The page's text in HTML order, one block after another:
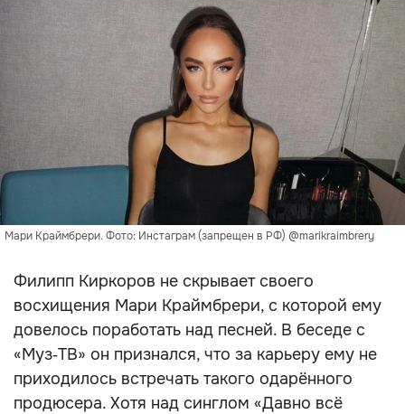
Мари Краймбрери. Фото: Инстаграм (запрещен в РФ) @marikraimbrery
Филипп Киркоров не скрывает своего
восхищения Мари Краймбрери, с которой ему
довелось поработать над песней. В беседе с
«Муз‑ТВ» он признался, что за карьеру ему не
приходилось встречать такого одарённого
продюсера. Хотя над синглом «Давно всё